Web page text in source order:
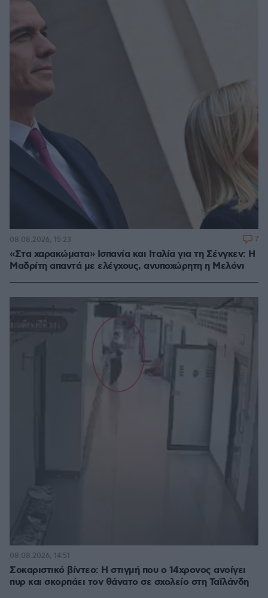
«Στα χαρακώματα» Ισπανία και Ιταλία για τη Σένγκεν: Η
Μαδρίτη απαντά με ελέγχους, ανυποχώρητη η Μελόνι
08.08.2026, 15:23 7
Σοκαριστικό βίντεο: Η στιγμή που ο 14χρονος ανοίγει
πυρ και σκορπάει τον θάνατο σε σχολείο στη Ταϊλάνδη
08.08.2026, 14:51